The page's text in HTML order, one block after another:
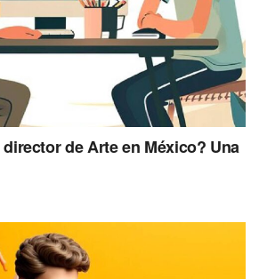
de Arte en México? Una